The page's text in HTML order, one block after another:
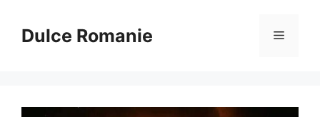
conținutDulce Romanie Meniu